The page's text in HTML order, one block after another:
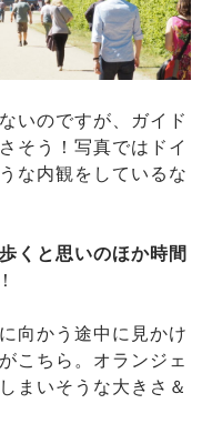
いのですが、ガイド
そう！写真ではドイ
な内観をしているな
くと思いのほか時間
向かう途中に見かけ
こちら。オランジェ
まいそうな大きさ＆